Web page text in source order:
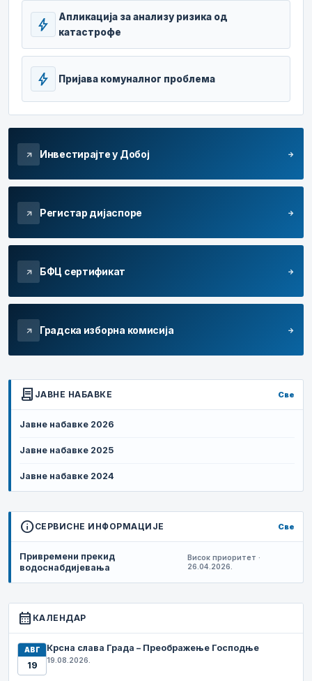
bolt
Апликација за анализу ризика од
катастрофе
bolt Пријава комуналног проблема
arrow_outward Инвестирајте у Добој arrow_forward
arrow_outward Регистар дијаспоре arrow_forward
arrow_outward БФЦ сертификат arrow_forward
arrow_outward Градска изборна комисија arrow_forward
contract ЈАВНЕ НАБАВКЕ Све
Јавне набавке 2026
Јавне набавке 2025
Јавне набавке 2024
infoСЕРВИСНЕ ИНФОРМАЦИЈЕ Све
Привремени прекид
водоснабдијевања
Висок приоритет ·
26.04.2026.
calendar_month КАЛЕНДАР
АВГ
19
Крсна слава Града – Преображење Господње
19.08.2026.